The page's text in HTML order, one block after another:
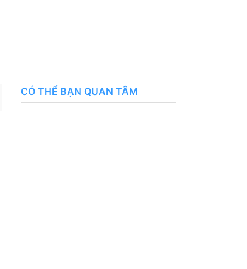
CÓ THỂ BẠN QUAN TÂM